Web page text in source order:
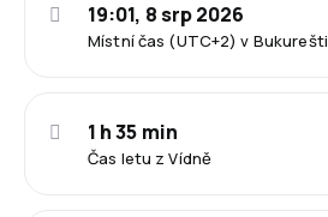
Místní čas (UTC+2) v Bukurešti
19:01, 8 srp 2026
Čas letu z Vídně
1 h 35 min